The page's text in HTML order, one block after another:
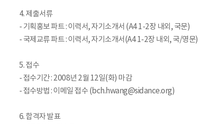
4. 제출서류
- 기획홍보 파트 : 이력서, 자기소개서 (A4 1-2장 내외, 국문)
- 국제교류 파트 : 이력서, 자기소개서(A4 1-2장 내외, 국/영문)
5. 접수
- 접수기간 : 2008년 2월 12일(화) 마감
- 접수방법 : 이메일 접수 (bch.hwang@sidance.org)
6. 합격자 발표